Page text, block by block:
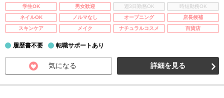
学生OK
男女歓迎 週3日勤務OK
時短勤務OK
ネイルOK
ノルマなし オープニング
店長候補
スキンケア
メイク ナチュラルコスメ 百貨店
履歴書不要 転職サポートあり
気になる 詳細を見る